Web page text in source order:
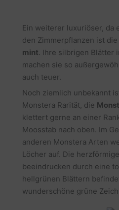
Ein weiterer luxuriöser, da
den Zimmerpflanzen ist die
mint . Ihre silbrigen Blätter
machen sie so
auch teuer.
Noch ziemlich unbekannt
Monstera Rarität, die
klettert gerne an einer
Moosstab nach oben. Im
anderen Monstera Arten
Löcher auf. Die
beeindrucken durch eine
hellgrünen Blättern
wunderschöne grüne